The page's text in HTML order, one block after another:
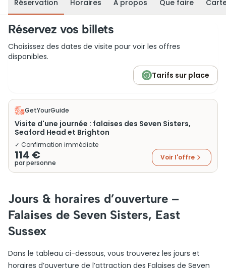
Réservation Horaires À propos Que faire
Réservez vos billets
Choisissez des dates de visite pour voir les offres
disponibles.
Tarifs sur place
GetYourGuide
Visite d'une journée : falaises des Seven Sisters,
Seaford Head et Brighton
✓ Confirmation immédiate
114 €
par personne
Voir l'offre
Jours & horaires d’ouverture –
Falaises de Seven Sisters, East
Sussex
Dans le tableau ci-dessous, vous trouverez les jours et
horaires d’ouverture de l’attraction des Falaises de Seven